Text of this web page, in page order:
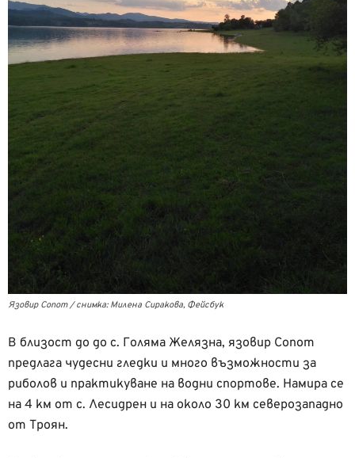
Язовир Сопот / снимка: Милена Сиракова, Фейсбук
В близост до до с. Голяма Желязна, язовир Сопот
предлага чудесни гледки и много възможности за
риболов и практикуване на водни спортове. Намира се
на 4 км от с. Лесидрен и на около 30 км северозападно
от Троян.